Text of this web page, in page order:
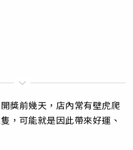
獎前幾天，店內常有壁虎爬
，可能就是因此帶來好運、